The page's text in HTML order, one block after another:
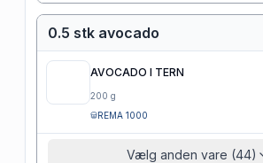
0.5 stk avocado
AVOCADO I TERN
200 g
REMA 1000
Vælg anden vare (44)